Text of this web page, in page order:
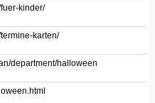
kinder/
karten/
department/halloween